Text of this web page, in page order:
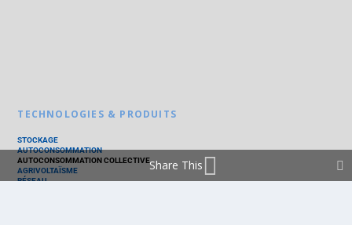
TECHNOLOGIES & PRODUITS
STOCKAGE
AUTOCONSOMMATION
AUTOCONSOMMATION COLLECTIVE
AGRIVOLTAÏSME
RÉSEAU
Share This